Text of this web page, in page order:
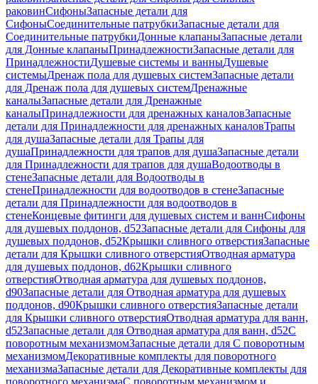
раковинСифоныЗапасные детали для
СифоныСоединительные патрубкиЗапасные детали для
Соединительные патрубкиДонные клапаныЗапасные детали
для Донные клапаныПринадлежностиЗапасные детали для
ПринадлежностиДушевые системы и ванныДушевые
системыДренаж пола для душевых системЗапасные детали
для Дренаж пола для душевых системДренажные
каналыЗапасные детали для Дренажные
каналыПринадлежности для дренажных каналовЗапасные
детали для Принадлежности для дренажных каналовТрапы
для душаЗапасные детали для Трапы для
душаПринадлежности для трапов для душаЗапасные детали
для Принадлежности для трапов для душаВодоотводы в
стенеЗапасные детали для Водоотводы в
стенеПринадлежности для водоотводов в стенеЗапасные
детали для Принадлежности для водоотводов в
стенеКонцевые фитинги для душевых систем и ваннСифоны
для душевых поддонов, d52Запасные детали для Сифоны для
душевых поддонов, d52Крышки сливного отверстияЗапасные
детали для Крышки сливного отверстияОтводная арматура
для душевых поддонов, d62Крышки сливного
отверстияОтводная арматура для душевых поддонов,
d90Запасные детали для Отводная арматура для душевых
поддонов, d90Крышки сливного отверстияЗапасные детали
для Крышки сливного отверстияОтводная арматура для ванн,
d52Запасные детали для Отводная арматура для ванн, d52С
поворотным механизмомЗапасные детали для С поворотным
механизмомДекоративные комплекты для поворотного
механизмаЗапасные детали для Декоративные комплекты для
поворотного механизмаС поворотным механизмом и